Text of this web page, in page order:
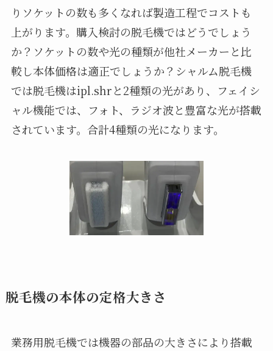
りソケットの数も多くなれば製造工程でコストも
上がります。購入検討の脱毛機ではどうでしょう
か？ソケットの数や光の種類が他社メーカーと比
較し本体価格は適正でしょうか？シャルム脱毛機
では脱毛機はipl.shrと2種類の光があり、フェイシ
ャル機能では、フォト、ラジオ波と豊富な光が搭載
されています。合計4種類の光になります。
脱毛機の本体の定格大きさ
業務用脱毛機では機器の部品の大きさにより搭載